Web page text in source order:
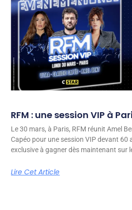
RFM : une session VIP à
Le 30 mars, à Paris, RFM réunit Amel
Capéo pour une session VIP devant 60
exclusive à gagner dès maintenant sur
Lire Cet Article